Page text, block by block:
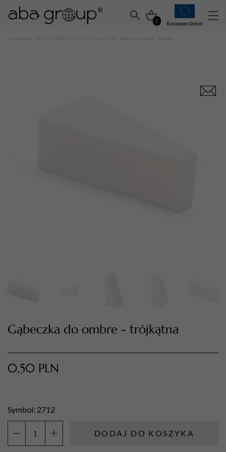
0
TWÓJ KOSZYK (0)
ARTYKUŁY KOSMETYCZNE Makijaż
Gąbeczka do ombre - trójkątna
0,50 PLN
Symbol: 2712
DODAJ DO KOSZYKA